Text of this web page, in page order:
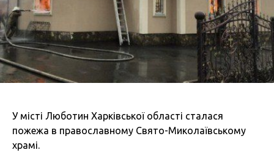
У місті Люботин Харківської області сталася
пожежа в православному Свято-Миколаївському
храмі.